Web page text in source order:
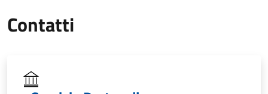
Contatti